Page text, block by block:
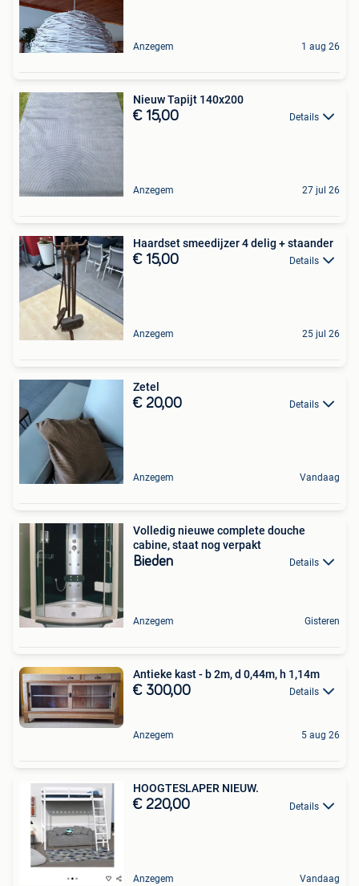
Anzegem 1 aug 26
Nieuw Tapijt 140x200
€ 15,00 Details
Anzegem 27 jul 26
Haardset smeedijzer 4 delig + staander
€ 15,00 Details
Anzegem 25 jul 26
Zetel
€ 20,00 Details
Anzegem Vandaag
Volledig nieuwe complete douche
cabine, staat nog verpakt
Bieden Details
Anzegem Gisteren
Antieke kast - b 2m, d 0,44m, h 1,14m
€ 300,00 Details
Anzegem 5 aug 26
HOOGTESLAPER NIEUW.
€ 220,00 Details
Anzegem Vandaag